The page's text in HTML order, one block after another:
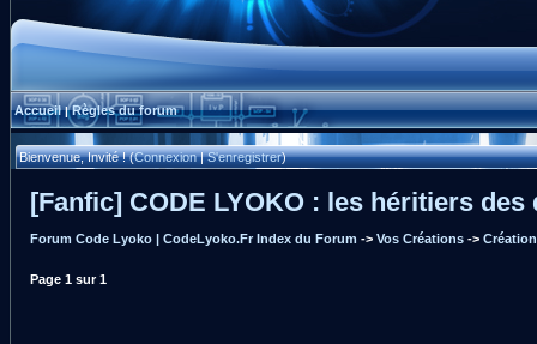
Accueil|Règles du forum
Bienvenue, Invité ! (Connexion|S'enregistrer)
[Fanfic] CODE LYOKO : les héritiers des
Forum Code Lyoko | CodeLyoko.Fr Index du Forum -> Vos Créations ->
Page 1 sur1